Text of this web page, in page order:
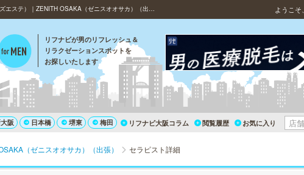
大阪・出張（大阪）の出張マッサージ（出張メンズエステ）｜ZENITH OSAKA（ゼニスオオサカ）（出張）の滝川 ゆらのプロフィール ようこそ、
リフナビが男のリフレッシュ＆
リラクゼーションスポットを
お探しいたします
阪 日本橋 堺東 梅田 リフナビ大阪コラム 閲覧履歴 お気に入り
（ゼニスオオサカ）（出張） セラピスト詳細